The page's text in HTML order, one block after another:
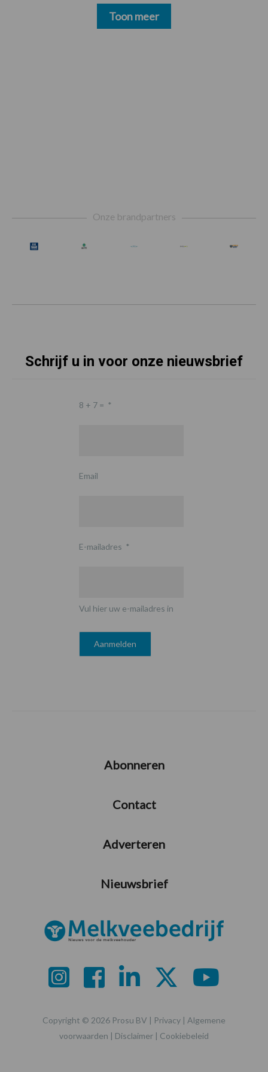
Toon meer
Onze brandpartners
Schrijf u in voor onze nieuwsbrief
8 + 7 = *
Email
E-mailadres *
Vul hier uw e-mailadres in
Abonneren
Contact
Adverteren
Nieuwsbrief
Copyright © 2026 Prosu BV | Privacy | Algemene
voorwaarden | Disclaimer | Cookiebeleid